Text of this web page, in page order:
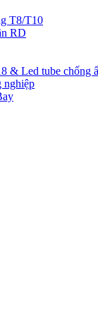
T8/T10
RD
& Led tube chống
nghiệp